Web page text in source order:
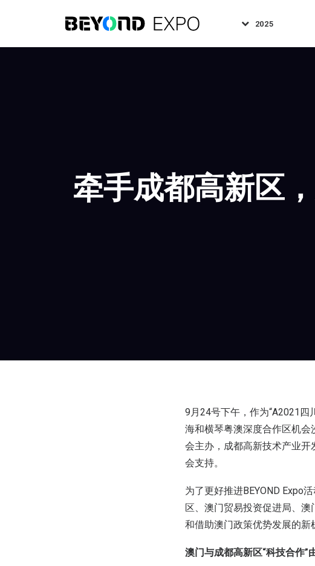
2025
牵手成都高新区
9月24号下午，作为“A2021四
海和横琴粤澳深度合作区机会
会主办，成都高新技术产业
会支持。
为了更好推进BEYOND Expo
区、澳门贸易投资促进局、
和借助澳门政策优势发展的新
澳门与成都高新区“科技合作”